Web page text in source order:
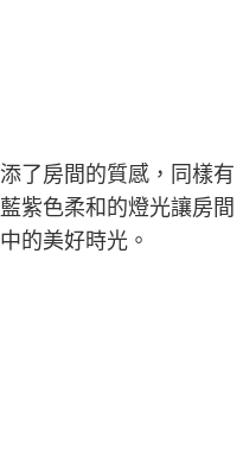
了房間的質感，同樣有
紫色柔和的燈光讓房間
的美好時光。